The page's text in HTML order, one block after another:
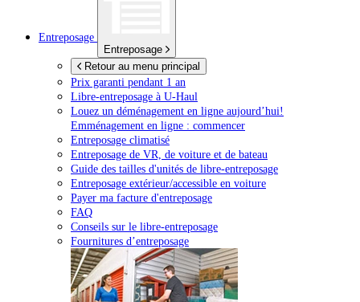
Entreposage
Entreposage
Retour au menu principal
Prix garanti pendant 1 an
Libre-entreposage à U-Haul
Louez un déménagement en ligne aujourd’hui!
Emménagement en ligne : commencer
Entreposage climatisé
Entreposage de VR, de voiture et de bateau
Guide des tailles d'unités de libre-entreposage
Entreposage extérieur/accessible en voiture
Payer ma facture d'entreposage
FAQ
Conseils sur le libre-entreposage
Fournitures d’entreposage